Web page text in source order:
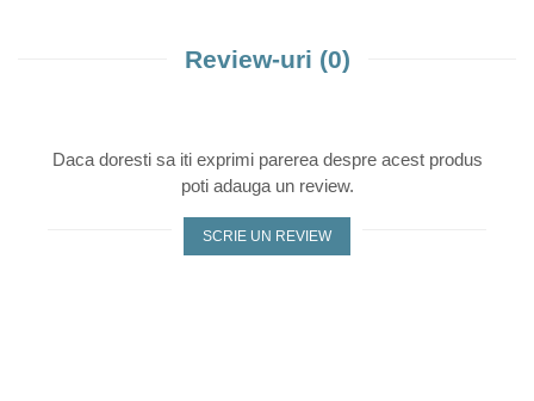
Review-uri (0)
Daca doresti sa iti exprimi parerea despre acest produs
poti adauga un review.
SCRIE UN REVIEW